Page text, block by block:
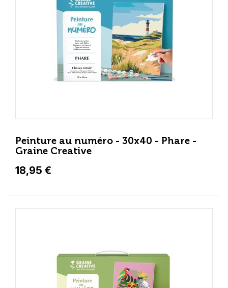
Peinture au numéro - 30x40 - Phare -
Graine Creative
18,95 €